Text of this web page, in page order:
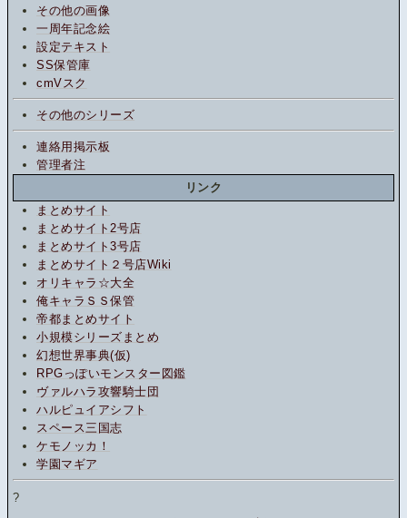
その他の画像
一周年記念絵
設定テキスト
SS保管庫
cmVスク
その他のシリーズ
連絡用掲示板
管理者注
リンク
まとめサイト
まとめサイト2号店
まとめサイト3号店
まとめサイト２号店Wiki
オリキャラ☆大全
俺キャラＳＳ保管
帝都まとめサイト
小規模シリーズまとめ
幻想世界事典(仮)
RPGっぽいモンスター図鑑
ヴァルハラ攻響騎士団
ハルピュイアシフト
スペース三国志
ケモノッカ！
学園マギア
?